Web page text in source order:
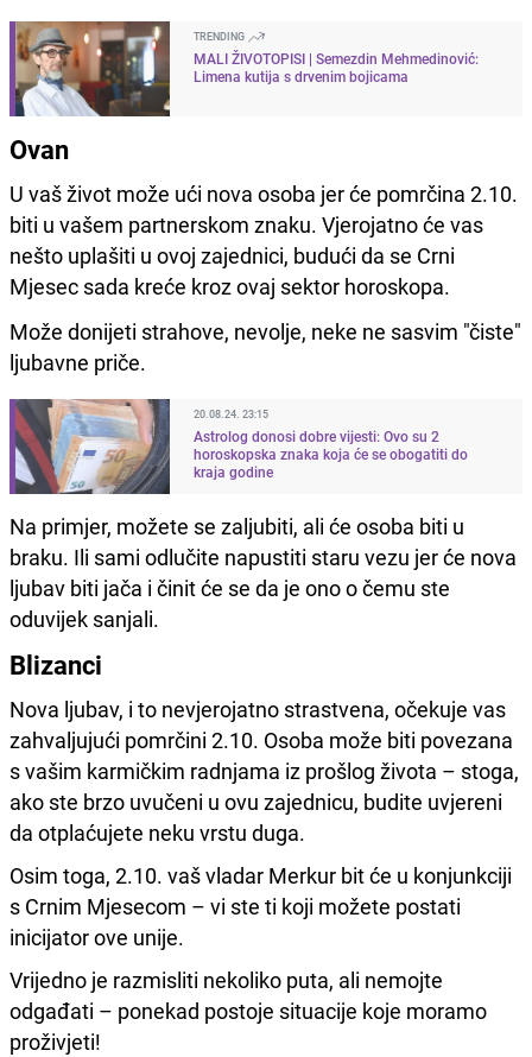
TRENDING
MALI ŽIVOTOPISI | Semezdin Mehmedinović:
Limena kutija s drvenim bojicama
Ovan
U vaš život može ući nova osoba jer će pomrčina 2.10.
biti u vašem partnerskom znaku. Vjerojatno će vas
nešto uplašiti u ovoj zajednici, budući da se Crni
Mjesec sada kreće kroz ovaj sektor horoskopa.
Može donijeti strahove, nevolje, neke ne sasvim "čiste"
ljubavne priče.
20.08.24. 23:15
Astrolog donosi dobre vijesti: Ovo su 2
horoskopska znaka koja će se obogatiti do
kraja godine
Na primjer, možete se zaljubiti, ali će osoba biti u
braku. Ili sami odlučite napustiti staru vezu jer će nova
ljubav biti jača i činit će se da je ono o čemu ste
oduvijek sanjali.
Blizanci
Nova ljubav, i to nevjerojatno strastvena, očekuje vas
zahvaljujući pomrčini 2.10. Osoba može biti povezana
s vašim karmičkim radnjama iz prošlog života – stoga,
ako ste brzo uvučeni u ovu zajednicu, budite uvjereni
da otplaćujete neku vrstu duga.
Osim toga, 2.10. vaš vladar Merkur bit će u konjunkciji
s Crnim Mjesecom – vi ste ti koji možete postati
inicijator ove unije.
Vrijedno je razmisliti nekoliko puta, ali nemojte
odgađati – ponekad postoje situacije koje moramo
proživjeti!